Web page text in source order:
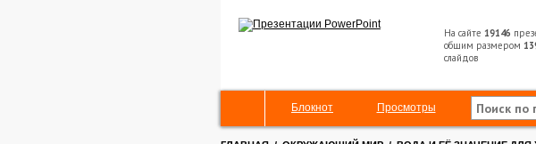
На сайте 19146
общим размером
слайдов
Блокнот Просмотры